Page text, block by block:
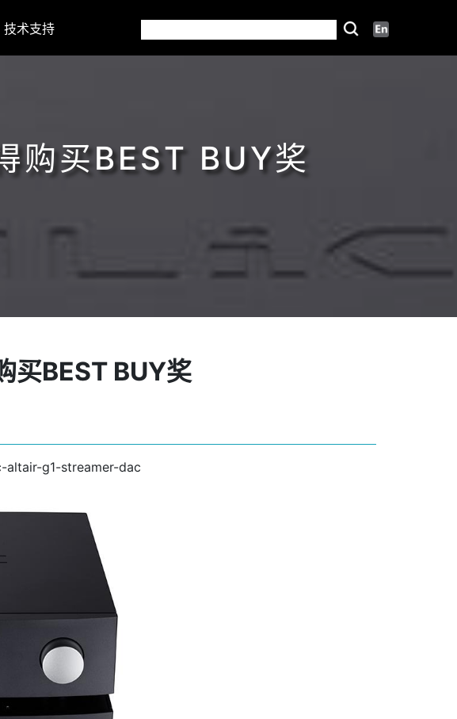
技术支持
购买BEST BUY奖
买BEST BUY奖
g1-streamer-dac